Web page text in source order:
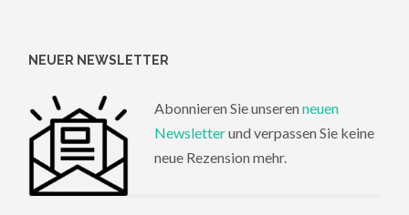
NEUER NEWSLETTER
Abonnieren Sie unseren neuen
Newsletterund verpassen Sie keine
neue Rezension mehr.